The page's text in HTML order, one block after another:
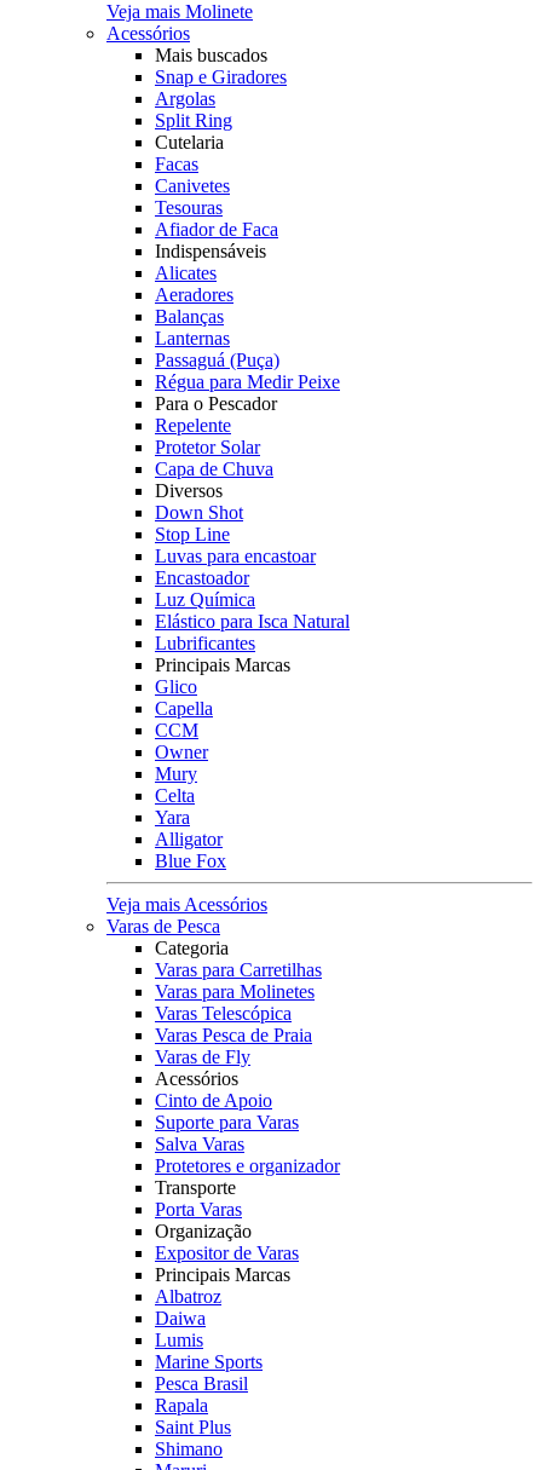
Veja mais Molinete
Acessórios
Mais buscados
Snap e Giradores
Argolas
Split Ring
Cutelaria
Facas
Canivetes
Tesouras
Afiador de Faca
Indispensáveis
Alicates
Aeradores
Balanças
Lanternas
Passaguá (Puça)
Régua para Medir Peixe
Para o Pescador
Repelente
Protetor Solar
Capa de Chuva
Diversos
Down Shot
Stop Line
Luvas para encastoar
Encastoador
Luz Química
Elástico para Isca Natural
Lubrificantes
Principais Marcas
Glico
Capella
CCM
Owner
Mury
Celta
Yara
Alligator
Blue Fox
Veja mais Acessórios
Varas de Pesca
Categoria
Varas para Carretilhas
Varas para Molinetes
Varas Telescópica
Varas Pesca de Praia
Varas de Fly
Acessórios
Cinto de Apoio
Suporte para Varas
Salva Varas
Protetores e organizador
Transporte
Porta Varas
Organização
Expositor de Varas
Principais Marcas
Albatroz
Daiwa
Lumis
Marine Sports
Pesca Brasil
Rapala
Saint Plus
Shimano